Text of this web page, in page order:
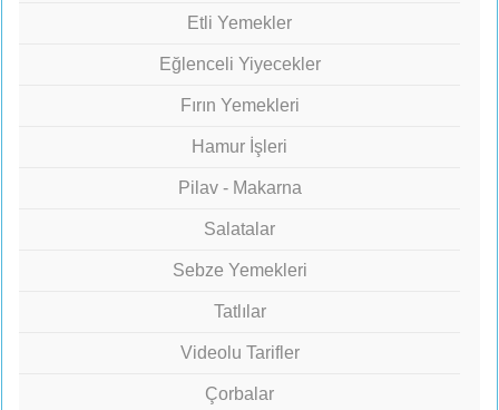
Etli Yemekler
Eğlenceli Yiyecekler
Fırın Yemekleri
Hamur İşleri
Pilav - Makarna
Salatalar
Sebze Yemekleri
Tatlılar
Videolu Tarifler
Çorbalar